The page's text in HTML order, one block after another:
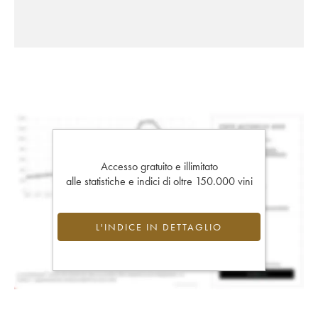
Accesso gratuito e illimitato
alle statistiche e indici di oltre 150.000 vini
L'INDICE IN DETTAGLIO